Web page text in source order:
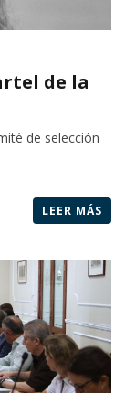
de la
de selección
LEER MÁS